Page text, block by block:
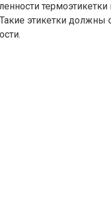
этикетки